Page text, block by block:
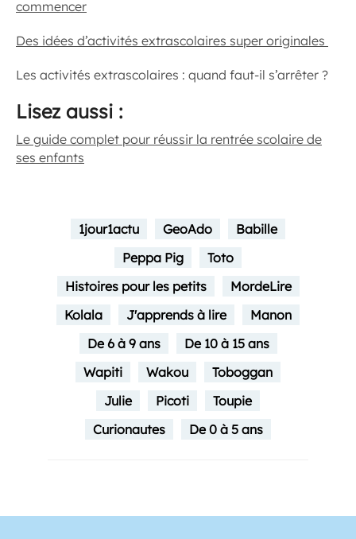
commencer
Des idées d’activités extrascolaires super originales
Les activités extrascolaires : quand faut-il s’arrêter ?
Lisez aussi :
Le guide complet pour réussir la rentrée scolaire de
ses enfants
1jour1actu GeoAdo
Babille
Peppa Pig
Toto
Histoires pour les petits
MordeLire
Kolala
J'apprends à lire
Manon
De 6 à 9 ans
De 10 à 15 ans
Wapiti
Wakou
Toboggan
Julie
Picoti
Toupie
Curionautes
De 0 à 5 ans